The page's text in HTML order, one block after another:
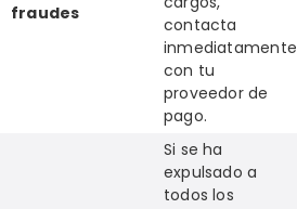
fraudes
contacta
inmediatamente
con tu
proveedor de
pago.
Si se ha
expulsado a
todos los